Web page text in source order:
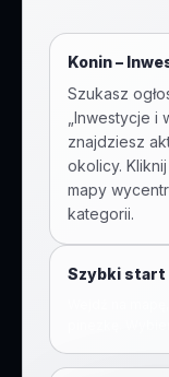
Konin–
Szukasz
Inwestycje i
znajdziesz
okolicy.
mapy
kategorii.
Szybki start